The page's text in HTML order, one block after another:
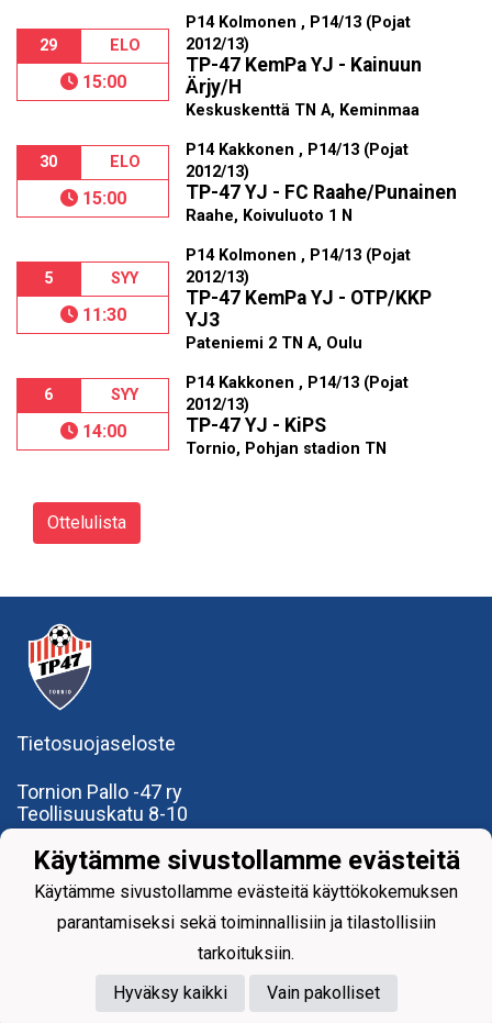
29 ELO
15:00
P14 Kolmonen , P14/13 (Pojat
2012/13)
TP-47 KemPa YJ - Kainuun
Ärjy/H
Keskuskenttä TN A, Keminmaa
30 ELO
15:00
P14 Kakkonen , P14/13 (Pojat
2012/13)
TP-47 YJ - FC Raahe/Punainen
Raahe, Koivuluoto 1 N
5 SYY
11:30
P14 Kolmonen , P14/13 (Pojat
2012/13)
TP-47 KemPa YJ - OTP/KKP
YJ3
Pateniemi 2 TN A, Oulu
6 SYY
14:00
P14 Kakkonen , P14/13 (Pojat
2012/13)
TP-47 YJ - KiPS
Tornio, Pohjan stadion TN
Ottelulista
Tietosuojaseloste
Tornion Pallo -47 ry
Teollisuuskatu 8-10
95420 Tornio
+35840591 9275
office@tp47.com
Powered by
Käytämme sivustollamme evästeitä
Käytämme sivustollamme evästeitä käyttökokemuksen
parantamiseksi sekä toiminnallisiin ja tilastollisiin
tarkoituksiin.
Hyväksy kaikki
Vain pakolliset